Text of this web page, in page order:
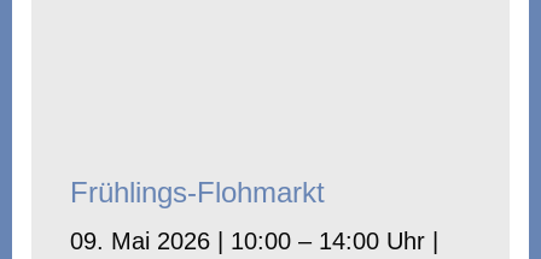
Frühlings-Flohmarkt
09. Mai 2026 | 10:00 – 14:00 Uhr |